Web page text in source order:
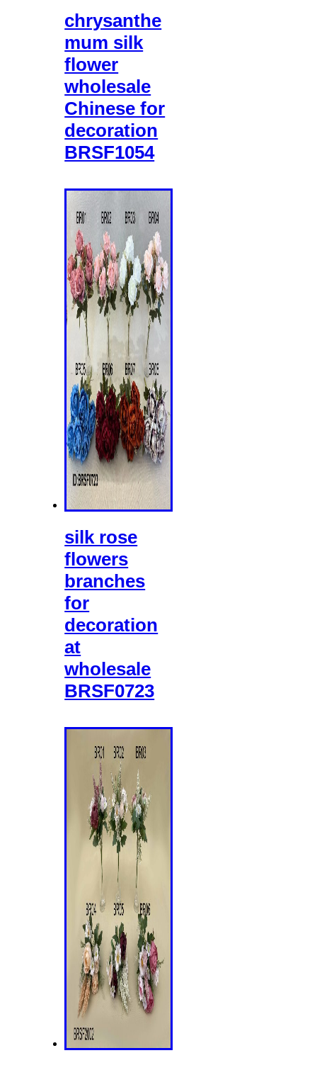
chrysanthe
mum silk
flower
wholesale
Chinese for
decoration
BRSF1054
silk rose
flowers
branches
for
decoration
at
wholesale
BRSF0723